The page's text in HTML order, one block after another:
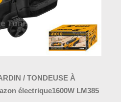
/ TONDEUSE À
électrique1600W LM385